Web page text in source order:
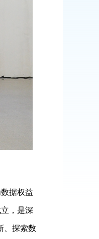
据权益
，是深
、探索数